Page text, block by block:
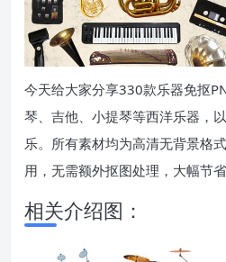
今天给大家分享330款乐器免抠
琴、吉他、小提琴等西洋乐器，
乐。所有素材均为高清无背景格
用，无需额外抠图处理，大幅节省
相关介绍图：